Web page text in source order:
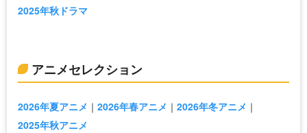
2025年秋ドラマ
アニメセレクション
2026年夏アニメ 2026年春アニメ
2026年冬アニメ
2025年秋アニメ